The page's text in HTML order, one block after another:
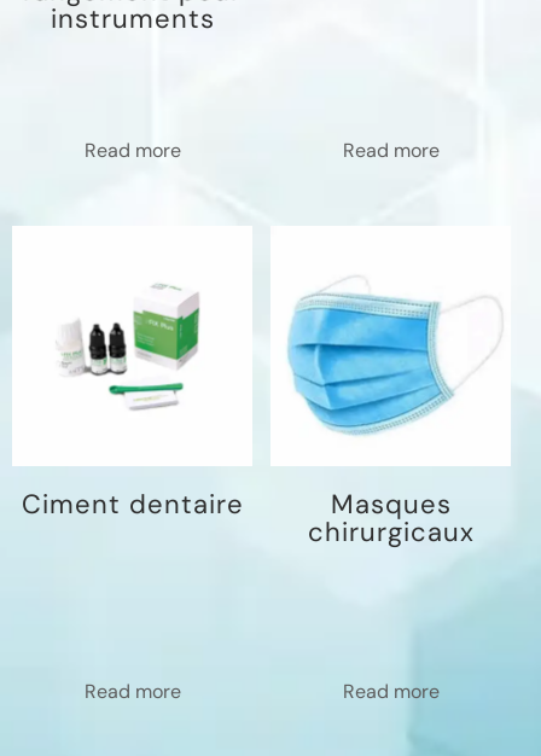
instruments
Read more Read more
Ciment dentaire
Read more
Masques
chirurgicaux
Read more